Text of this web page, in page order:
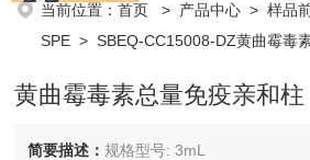
当前位置：首页 > 产品中心 >样品
SPE > SBEQ-CC15008-DZ黄曲霉毒
黄曲霉毒素总量免疫亲和柱
简要描述：规格型号: 3mL